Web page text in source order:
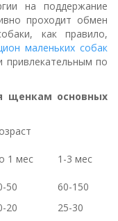
на поддержание
проходит обмен
как правило,
маленьких собак
привлекательным по
щенкам основных
1 мес 1-3 мес
50
60-150
20
25-30